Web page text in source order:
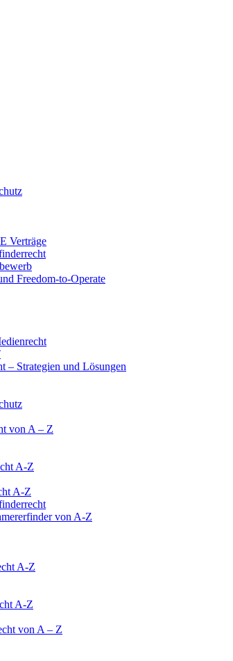
Verträge
Freedom-to-Operate
– Strategien und Lösungen
von A – Z
A-Z
A-Z
von A-Z
A-Z
A-Z
von A – Z